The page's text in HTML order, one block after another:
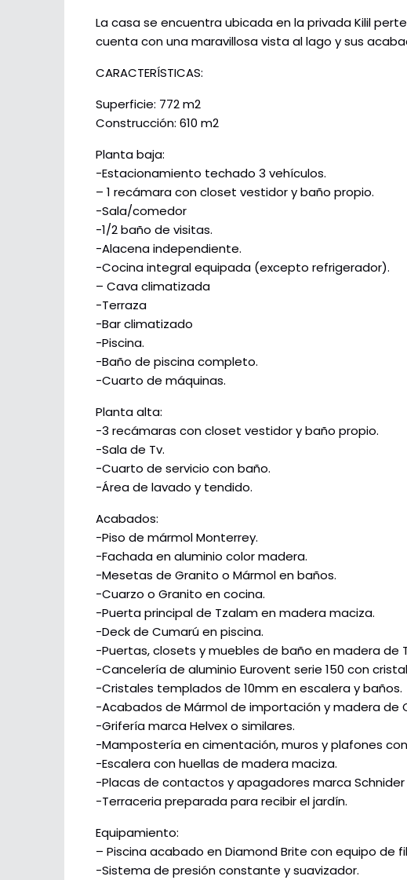
La casa se encuentra ubicada en la privada Kilil
cuenta con una maravillosa vista al lago y sus
CARACTERÍSTICAS:
Superficie: 772 m2
Construcción: 610 m2
Planta baja:
-Estacionamiento techado 3 vehículos.
– 1 recámara con closet vestidor y baño propio.
-Sala/comedor
-1/2 baño de visitas.
-Alacena independiente.
-Cocina integral equipada (excepto refrigerador).
– Cava climatizada
-Terraza
-Bar climatizado
-Piscina.
-Baño de piscina completo.
-Cuarto de máquinas.
Planta alta:
-3 recámaras con closet vestidor y baño propio.
-Sala de Tv.
-Cuarto de servicio con baño.
-Área de lavado y tendido.
Acabados:
-Piso de mármol Monterrey.
-Fachada en aluminio color madera.
-Mesetas de Granito o Mármol en baños.
-Cuarzo o Granito en cocina.
-Puerta principal de Tzalam en madera maciza.
-Deck de Cumarú en piscina.
-Puertas, closets y muebles de baño en madera de
-Cancelería de aluminio Eurovent serie 150 con
-Cristales templados de 10mm en escalera y baños.
-Acabados de Mármol de importación y madera de
-Grifería marca Helvex o similares.
-Mampostería en cimentación, muros y plafones
-Escalera con huellas de madera maciza.
-Placas de contactos y apagadores marca Schnider
-Terraceria preparada para recibir el jardín.
Equipamiento:
– Piscina acabado en Diamond Brite con equipo de
-Sistema de presión constante y suavizador.